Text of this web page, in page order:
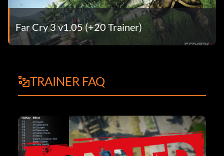
Far Cry 3 v1.05 (+20 Trainer)
TRAINER FAQ